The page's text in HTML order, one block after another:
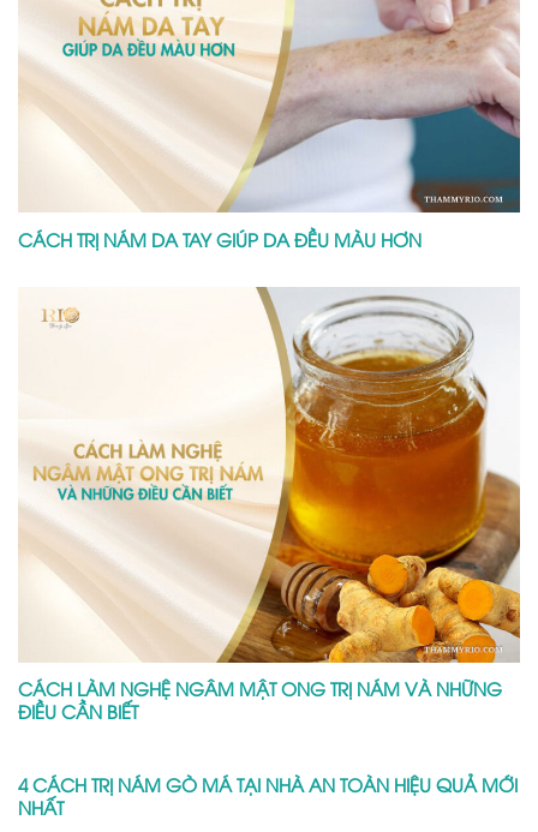
CÁCH TRỊ NÁM DA TAY GIÚP DA ĐỀU MÀU HƠN
CÁCH LÀM NGHỆ NGÂM MẬT ONG TRỊ NÁM VÀ NHỮNG
ĐIỀU CẦN BIẾT
4 CÁCH TRỊ NÁM GÒ MÁ TẠI NHÀ AN TOÀN HIỆU QUẢ MỚI
NHẤT